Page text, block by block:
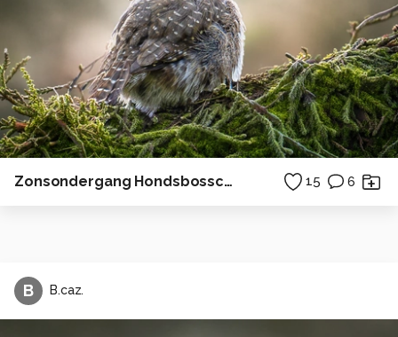
Zonsondergang Hondsbossche zeewering 15 6
B B.caz.